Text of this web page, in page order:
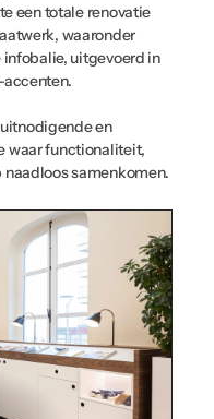
een totale renovatie
waaronder
uitgevoerd in
accenten.
en
waar functionaliteit,
samenkomen.